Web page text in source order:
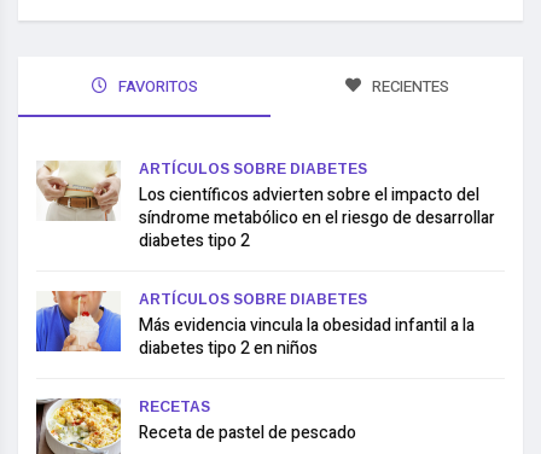
FAVORITOS RECIENTES
ARTÍCULOS SOBRE DIABETES
Los científicos advierten sobre el impacto del
síndrome metabólico en el riesgo de desarrollar
diabetes tipo 2
ARTÍCULOS SOBRE DIABETES
Más evidencia vincula la obesidad infantil a la
diabetes tipo 2 en niños
RECETAS
Receta de pastel de pescado